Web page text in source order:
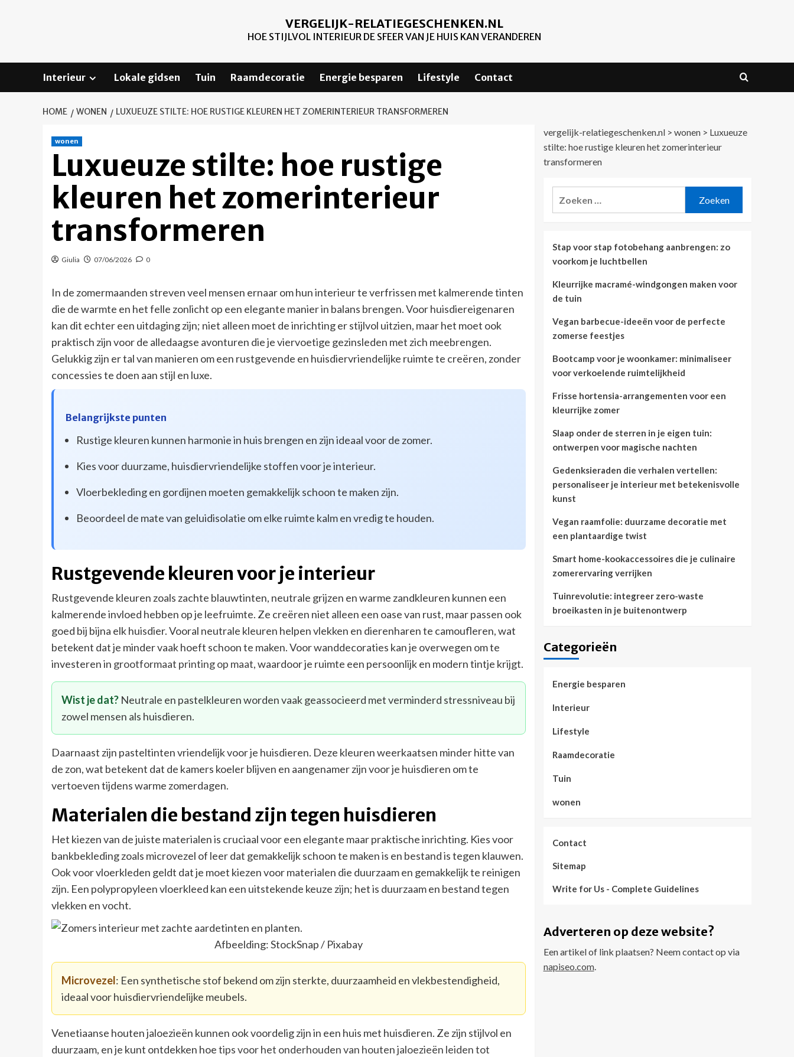
VERGELIJK-RELATIEGESCHENKEN.NL
HOE STIJLVOL INTERIEUR DE SFEER VAN JE HUIS KAN VERANDEREN
Interieur Lokale gidsen Tuin Raamdecoratie Energie besparen Lifestyle Contact
HOME WONEN LUXUEUZE STILTE: HOE RUSTIGE KLEUREN HET ZOMERINTERIEUR TRANSFORMEREN
wonen
Luxueuze stilte: hoe rustige
kleuren het zomerinterieur
transformeren
Giulia 07/06/2026 0
In de zomermaanden streven veel mensen ernaar om hun interieur te verfrissen met kalmerende tinten
die de warmte en het felle zonlicht op een elegante manier in balans brengen. Voor huisdiereigenaren
kan dit echter een uitdaging zijn; niet alleen moet de inrichting er stijlvol uitzien, maar het moet ook
praktisch zijn voor de alledaagse avonturen die je viervoetige gezinsleden met zich meebrengen.
Gelukkig zijn er tal van manieren om een rustgevende en huisdiervriendelijke ruimte te creëren, zonder
concessies te doen aan stijl en luxe.
Belangrijkste punten
Rustige kleuren kunnen harmonie in huis brengen en zijn ideaal voor de zomer.
Kies voor duurzame, huisdiervriendelijke stoffen voor je interieur.
Vloerbekleding en gordijnen moeten gemakkelijk schoon te maken zijn.
Beoordeel de mate van geluidisolatie om elke ruimte kalm en vredig te houden.
Rustgevende kleuren voor je interieur
Rustgevende kleuren zoals zachte blauwtinten, neutrale grijzen en warme zandkleuren kunnen een
kalmerende invloed hebben op je leefruimte. Ze creëren niet alleen een oase van rust, maar passen ook
goed bij bijna elk huisdier. Vooral neutrale kleuren helpen vlekken en dierenharen te camoufleren, wat
betekent dat je minder vaak hoeft schoon te maken. Voor wanddecoraties kan je overwegen om te
investeren in grootformaat printing op maat, waardoor je ruimte een persoonlijk en modern tintje krijgt.
Wist je dat? Neutrale en pastelkleuren worden vaak geassocieerd met verminderd stressniveau bij
zowel mensen als huisdieren.
Daarnaast zijn pasteltinten vriendelijk voor je huisdieren. Deze kleuren weerkaatsen minder hitte van
de zon, wat betekent dat de kamers koeler blijven en aangenamer zijn voor je huisdieren om te
vertoeven tijdens warme zomerdagen.
Materialen die bestand zijn tegen huisdieren
Het kiezen van de juiste materialen is cruciaal voor een elegante maar praktische inrichting. Kies voor
bankbekleding zoals microvezel of leer dat gemakkelijk schoon te maken is en bestand is tegen klauwen.
Ook voor vloerkleden geldt dat je moet kiezen voor materialen die duurzaam en gemakkelijk te reinigen
zijn. Een polypropyleen vloerkleed kan een uitstekende keuze zijn; het is duurzaam en bestand tegen
vlekken en vocht.
Afbeelding: StockSnap / Pixabay
Microvezel: Een synthetische stof bekend om zijn sterkte, duurzaamheid en vlekbestendigheid,
ideaal voor huisdiervriendelijke meubels.
Venetiaanse houten jaloezieën kunnen ook voordelig zijn in een huis met huisdieren. Ze zijn stijlvol en
duurzaam, en je kunt ontdekken hoetips voor het onderhouden van houten jaloezieën leiden tot
vergelijk-relatiegeschenken.nl> wonen> Luxueuze
stilte: hoe rustige kleuren het zomerinterieur
transformeren
Stap voor stap fotobehang aanbrengen: zo
voorkom je luchtbellen
Kleurrijke macramé-windgongen maken voor
de tuin
Vegan barbecue-ideeën voor de perfecte
zomerse feestjes
Bootcamp voor je woonkamer: minimaliseer
voor verkoelende ruimtelijkheid
Frisse hortensia-arrangementen voor een
kleurrijke zomer
Slaap onder de sterren in je eigen tuin:
ontwerpen voor magische nachten
Gedenksieraden die verhalen vertellen:
personaliseer je interieur met betekenisvolle
kunst
Vegan raamfolie: duurzame decoratie met
een plantaardige twist
Smart home-kookaccessoires die je culinaire
zomerervaring verrijken
Tuinrevolutie: integreer zero-waste
broeikasten in je buitenontwerp
Categorieën
Energie besparen
Interieur
Lifestyle
Raamdecoratie
Tuin
wonen
Contact
Sitemap
Write for Us - Complete Guidelines
Adverteren op deze website?
Een artikel of link plaatsen? Neem contact op via
napiseo.com.